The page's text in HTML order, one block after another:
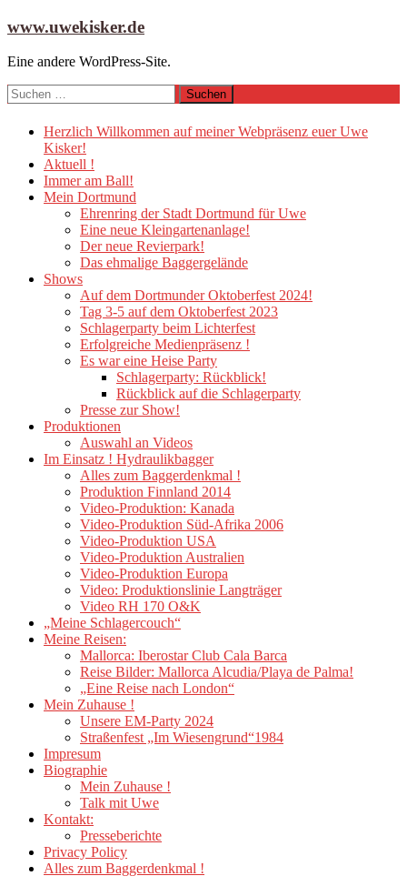
Zum
springen
www.uwekisker.de
Eine andere WordPress-Site.
Suchen
nach:
Herzlich Willkommen auf meiner Webpräsenz euer Uwe
Kisker!
Aktuell !
Immer am Ball!
Mein Dortmund
Ehrenring der Stadt Dortmund für Uwe
Eine neue Kleingartenanlage!
Der neue Revierpark!
Das ehmalige Baggergelände
Shows
Auf dem Dortmunder Oktoberfest 2024!
Tag 3-5 auf dem Oktoberfest 2023
Schlagerparty beim Lichterfest
Erfolgreiche Medienpräsenz !
Es war eine Heise Party
Schlagerparty: Rückblick!
Rückblick auf die Schlagerparty
Presse zur Show!
Produktionen
Auswahl an Videos
Im Einsatz ! Hydraulikbagger
Alles zum Baggerdenkmal !
Produktion Finnland 2014
Video-Produktion: Kanada
Video-Produktion Süd-Afrika 2006
Video-Produktion USA
Video-Produktion Australien
Video-Produktion Europa
Video: Produktionslinie Langträger
Video RH 170 O&K
„Meine Schlagercouch“
Meine Reisen:
Mallorca: Iberostar Club Cala Barca
Reise Bilder: Mallorca Alcudia/Playa de Palma!
„Eine Reise nach London“
Mein Zuhause !
Unsere EM-Party 2024
Straßenfest „Im Wiesengrund“1984
Impresum
Biographie
Mein Zuhause !
Talk mit Uwe
Kontakt:
Presseberichte
Privacy Policy
Alles zum Baggerdenkmal !